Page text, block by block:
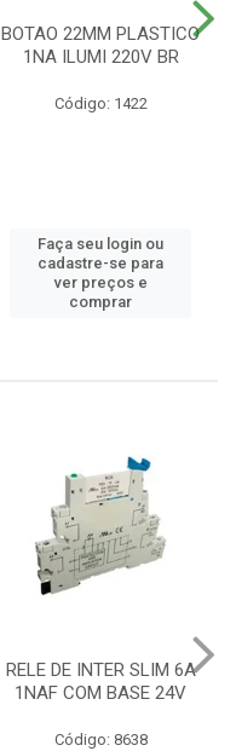
BOTAO 22MM PLASTICO
1NA ILUMI 220V BR
Código: 1422
Faça seu login ou
cadastre-se para
ver preços e
comprar
RELE DE INTER SLIM 6A
1NAF COM BASE 24V
Código: 8638